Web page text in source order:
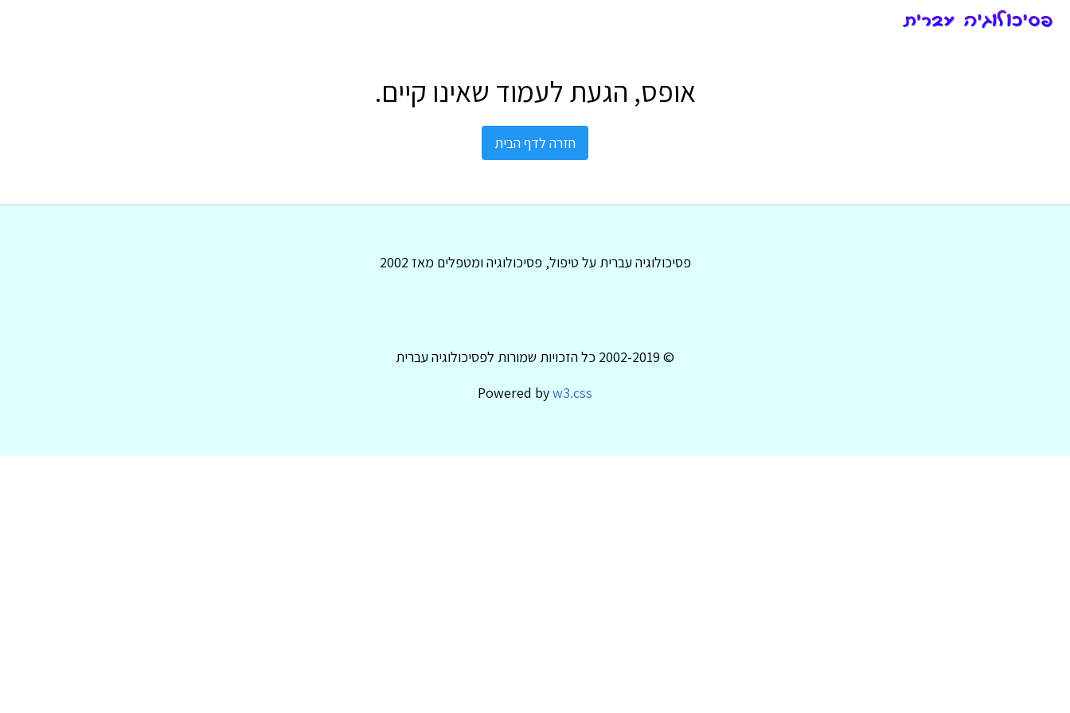
אופס, הגעת לעמוד שאינו קיים.
חזרה לדף הבית
פסיכולוגיה עברית על טיפול, פסיכולוגיה ומטפלים מאז 2002
© 2002-2019 כל הזכויות שמורות לפסיכולוגיה עברית
Powered byw3.css